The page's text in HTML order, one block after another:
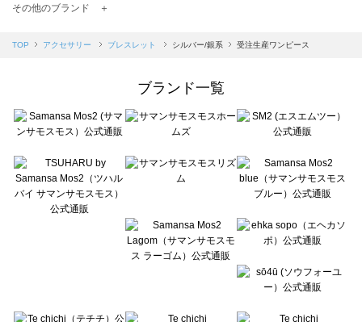
TSUHARU by Samansa Mos2（ツハルバイサマンサモスモス）のブレスレット一覧
Samansa Mos2 blue（サマンサモスモス ブルー）のブレスレット一覧
sō4ū（ソウフォーユー）のブレスレット一覧
Te chichi（テチチ）のブレスレット一覧
Te chichi CLASSIC（テチチ クラシック）のブレスレット一覧
Lugnoncure（ルノンキュール）のブレスレット一覧
BETTY'S BLUE（べティーズブルー）のブレスレット一覧
Wpc.（ワールドパーティー）のブレスレット一覧
その他のブランド ＋
TOP アクセサリー ブレスレット シルバー/銀系 受注生産ワンピース
ブランド一覧